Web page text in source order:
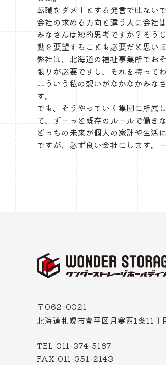
転職をダメ！とする発言ではない
会社の求める方向と違う人に会社
みなさんは短的思考ですか？そう
動を要望することも必要だと思い
弊社は、北海道の福祉事業所でお
張りが必要ですし、それを持って
こういう私の想いがなかなかみな
す。
でも、そうやっていく集団に所属
て、ずーっと既存のルールで働き
どっちの未来が個人の家計や生活
ですが、必ず良い会社にします。
〒062-0021
北海道札幌市豊平区月寒西1条11
TEL 011-374-5187
FAX 011-351-2143